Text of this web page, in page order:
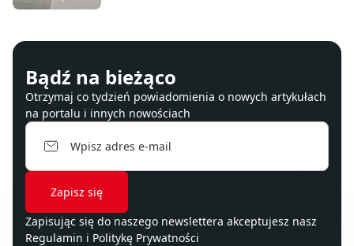
Bądź na bieżąco
Otrzymaj co tydzień powiadomienia o nowych artykułach
na portalu i innych nowościach
Zapisując się do naszego newslettera akceptujesz nasz
Regulamin i Politykę Prywatności